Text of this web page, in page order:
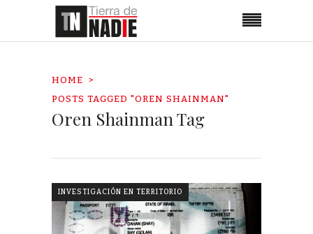
HOME
POSTS TAGGED "OREN SHAINMAN"
Oren Shainman Tag
INVESTIGACIÓN EN TERRITORIO